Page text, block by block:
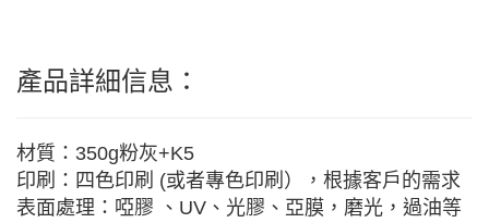
產品詳細信息：
材質：350g粉灰+K5
印刷：四色印刷 (或者專色印刷），根據客戶的需求
表面處理：啞膠 、UV、光膠、亞膜，磨光，過油等